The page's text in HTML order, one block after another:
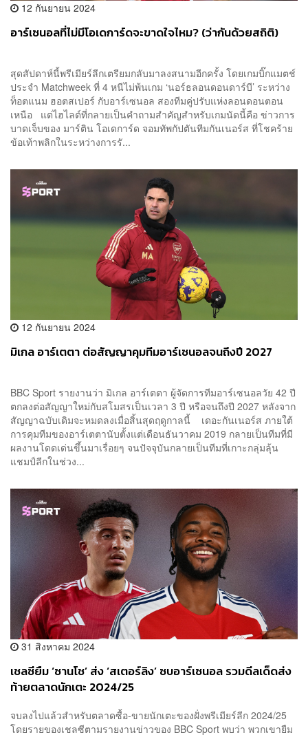
12 กันยายน 2024
อาร์เซนอลที่ไม่มีโอเดการ์ดจะขาดใจไหม? (ว่ากันด้วยสถิติ)
สุดสัปดาห์นี้พรีเมียร์ลีกเตรียมกลับมาลงสนามอีกครั้ง โดยเกมบิ๊กแมตช์
ประจำ Matchweek ที่ 4 หนีไม่พ้นเกม ‘นอร์ธลอนดอนดาร์บี’ ระหว่าง
ท็อตแนม ฮอตสเปอร์ กับอาร์เซนอล สองทีมคู่ปรับแห่งลอนดอนตอน
เหนือ แต่ไฮไลต์ที่กลายเป็นคำถามสำคัญสำหรับเกมนัดนี้คือ ข่าวการ
บาดเจ็บของ มาร์ติน โอเดการ์ด จอมทัพกัปตันทีมกันเนอร์ส ที่โชคร้าย
ข้อเท้าพลิกในระหว่างการรั...
12 กันยายน 2024
มิเกล อาร์เตตา ต่อสัญญาคุมทีมอาร์เซนอลจนถึงปี 2027
BBC Sport รายงานว่า มิเกล อาร์เตตา ผู้จัดการทีมอาร์เซนอลวัย 42 ปี
ตกลงต่อสัญญาใหม่กับสโมสรเป็นเวลา 3 ปี หรือจนถึงปี 2027 หลังจาก
สัญญาฉบับเดิมจะหมดลงเมื่อสิ้นสุดฤดูกาลนี้ เดอะกันเนอร์ส ภายใต้
การคุมทีมของอาร์เตตานับตั้งแต่เดือนธันวาคม 2019 กลายเป็นทีมที่มี
ผลงานโดดเด่นขึ้นมาเรื่อยๆ จนปัจจุบันกลายเป็นทีมที่เกาะกลุ่มลุ้น
แชมป์ลีกในช่วง...
31 สิงหาคม 2024
เชลซียืม ‘ซานโช’ ส่ง ‘สเตอร์ลิง’ ซบอาร์เซนอล รวมดีลเด็ดส่ง
ท้ายตลาดนักเตะ 2024/25
จบลงไปแล้วสำหรับตลาดซื้อ-ขายนักเตะของฝั่งพรีเมียร์ลีก 2024/25
โดยรายของเชลซีตามรายงานข่าวของ BBC Sport พบว่า พวกเขายืม